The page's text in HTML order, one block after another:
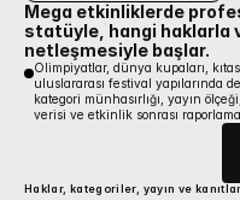
Mega etkinliklerde
statüyle, hangi haklarla
netleşmesiyle başlar.
Olimpiyatlar, dünya kupaları,
uluslararası festival yapılarında
kategori münhasırlığı, yayın
verisi ve etkinlik sonrası
Haklar, kategoriler, yayın ve